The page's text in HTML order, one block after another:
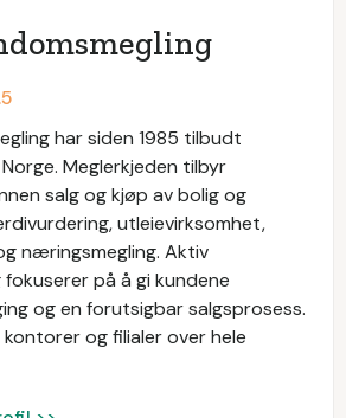
har siden 1985 tilbudt
Meglerkjeden tilbyr
salg og kjøp av bolig og
utleievirksomhet,
næringsmegling. Aktiv
fokuserer på å gi kundene
og en forutsigbar salgsprosess.
og filialer over hele